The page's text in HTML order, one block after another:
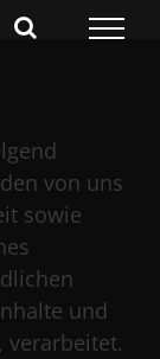
von uns
sowie
und
verarbeitet.